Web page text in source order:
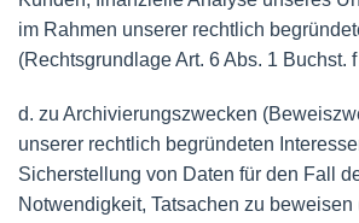
im Rahmen unserer rechtlich
(Rechtsgrundlage Art. 6 Abs. 1 Buchst.
d. zu Archivierungszwecken
unserer rechtlich begründeten
Sicherstellung von Daten für den Fall
Notwendigkeit, Tatsachen zu beweisen